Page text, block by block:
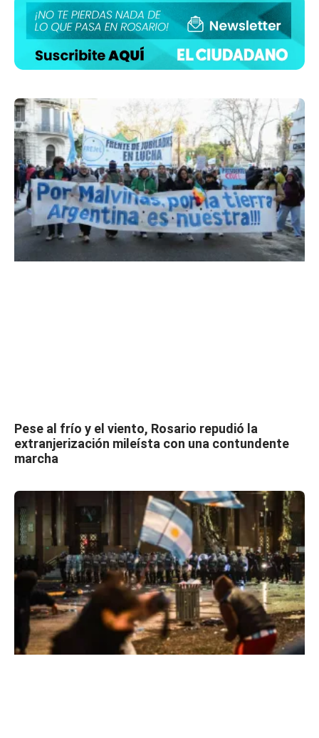
Pese al frío y el viento, Rosario repudió la
extranjerización mileísta con una contundente
marcha